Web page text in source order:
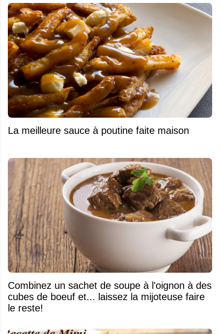
La meilleure sauce à poutine faite maison
Combinez un sachet de soupe à l'oignon à des
cubes de boeuf et... laissez la mijoteuse faire
le reste!